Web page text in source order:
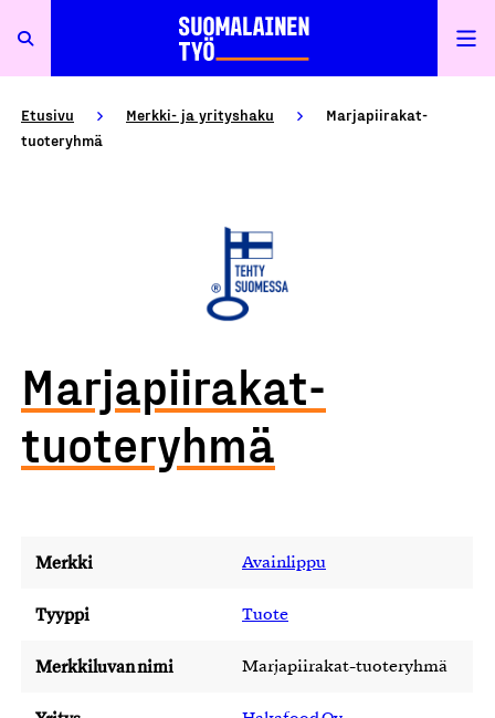
Etusivu Merkki- ja yrityshaku
Marjapiirakat-
tuoteryhmä
Marjapiirakat-
tuoteryhmä
Merkki Avainlippu
Tyyppi Tuote
Merkkiluvan nimi Marjapiirakat-tuoteryhmä